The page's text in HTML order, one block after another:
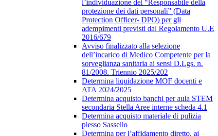
l’individuazione del “Responsabile della
protezione dei dati personali” (Data
Protection Officer- DPO) per gli
adempimenti previsti dal Regolamento U.E
2016/679
Avviso finalizzato alla selezione
dell’incarico di Medico Competente per la
sorveglianza sanitaria ai sensi D.Lgs. n.
81/2008. Triennio 2025/202
Determina liquidazione MOF docenti e
ATA 2024/2025
Determina acquisto banchi per aula STEM
secondaria Stella Aree interne scheda 4.1
Determina acquisto materiale di pulizia
plesso Sassello
Determina per l’affidamento diretto, ai